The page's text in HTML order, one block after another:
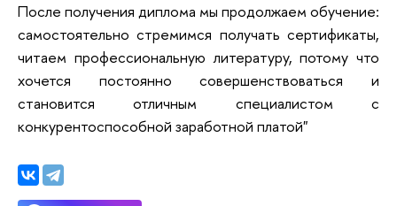
После получения диплома мы продолжаем обучение:
самостоятельно стремимся получать сертификаты,
читаем профессиональную литературу, потому что
хочется постоянно совершенствоваться и
становится отличным специалистом с
конкурентоспособной заработной платой"